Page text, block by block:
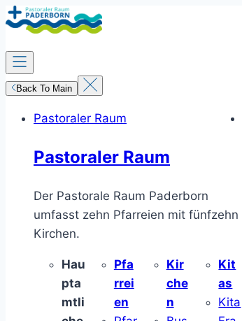
Zum
Inhalt
springen
Back To Main
Pastoraler Raum
Pastoraler Raum
Der Pastorale Raum Paderborn
umfasst zehn Pfarreien mit fünfzehn
Kirchen.
Hau
pta
mtli
Pfa
rrei
en
Kir
che
n
Kit
as
Kita